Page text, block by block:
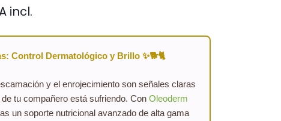
€.
incl.
Control Dermatológico y Brillo ✨🐕🐈
y el enrojecimiento son señales claras
tu compañero está sufriendo. Con Oleoderm
un soporte nutricional avanzado de alta gama